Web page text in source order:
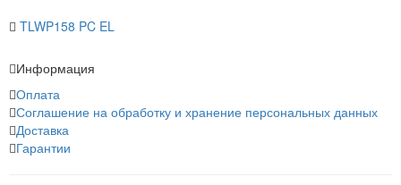
TLWP158 PC EL
Информация
Оплата
Соглашение на обработку и хранение персональных данных
Доставка
Гарантии